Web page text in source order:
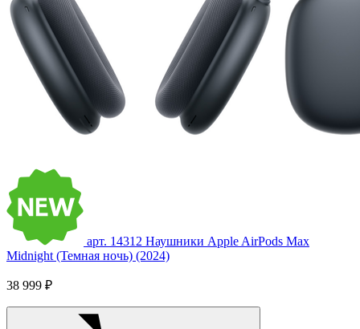
арт. 14312 Наушники Apple AirPods Max
Midnight (Темная ночь) (2024)
38 999 ₽